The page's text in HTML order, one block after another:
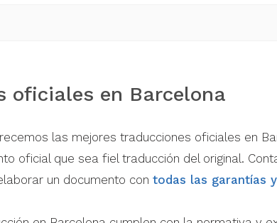
oficiales en Barcelona
las mejores traducciones oficiales en
oficial que sea fiel traducción del original.
un documento con todas las garantías